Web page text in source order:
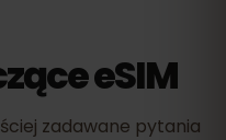
eSIM
zadawane pytania